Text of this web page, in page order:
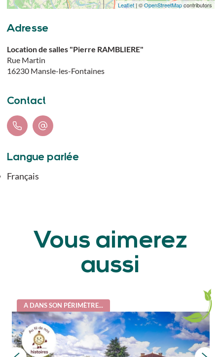
Leaflet| ©OpenStreetMapcontributors
Adresse
Location de salles "Pierre RAMBLIERE"
Rue Martin
16230 Mansle-les-Fontaines
Contact
Langue parlée
Français
Vous aimerez
aussi
A DANS SON PÉRIMÈTRE...